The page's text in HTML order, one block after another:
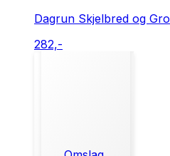
Dagrun Skjelbred og
282,-